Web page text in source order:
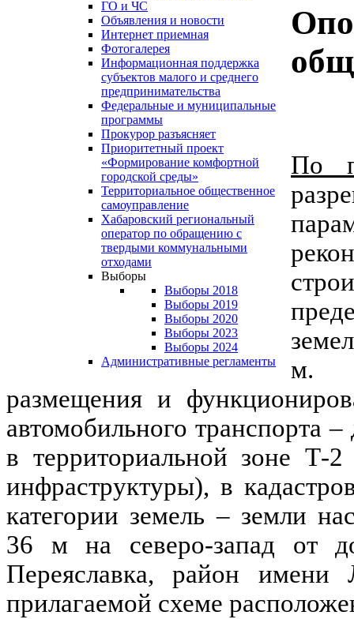
ГО и ЧС
Объявления и новости
Интернет приемная
Фотогалерея
Информационная поддержка
субъектов малого и среднего
предпринимательства
Федеральные и муниципальные
программы
Прокурор разъясняет
Приоритетный проект
«Формирование комфортной
городской среды»
Территориальное общественное
самоуправление
Хабаровский региональный
оператор по обращению с
твердыми коммунальными
отходами
Выборы
Выборы 2018
Выборы 2019
Выборы 2020
Выборы 2023
Выборы 2024
Административные регламенты
По
м.
размещения и
автомобильного транспорта
в территориальной зоне Т-
инфраструктуры), в
категории земель – земли
36 м на северо-запад от
Переяславка, район имени
прилагаемой схеме